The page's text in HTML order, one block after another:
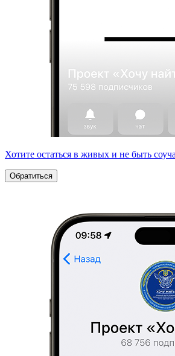
Хотите остаться в живых и не быть
Обратиться